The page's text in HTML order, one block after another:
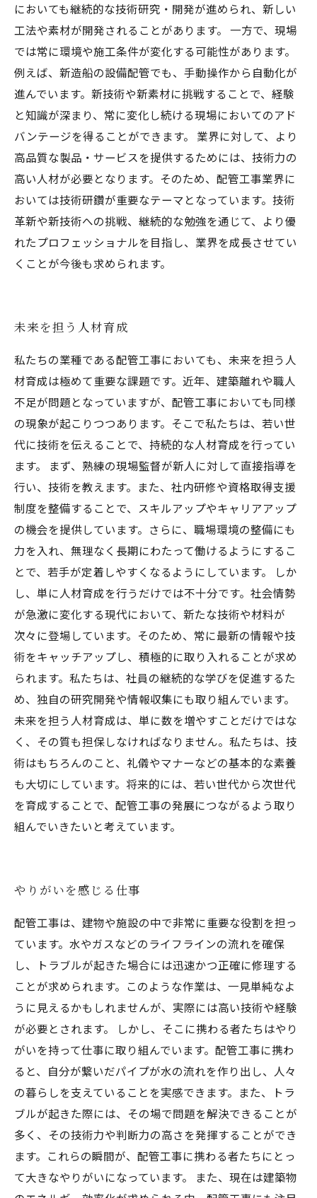
においても継続的な技術研究・開発が進められ、新しい
工法や素材が開発されることがあります。 一方で、現場
では常に環境や施工条件が変化する可能性があります。
例えば、新造船の設備配管でも、手動操作から自動化が
進んでいます。新技術や新素材に挑戦することで、経験
と知識が深まり、常に変化し続ける現場においてのアド
バンテージを得ることができます。 業界に対して、より
高品質な製品・サービスを提供するためには、技術力の
高い人材が必要となります。そのため、配管工事業界に
おいては技術研鑽が重要なテーマとなっています。技術
革新や新技術への挑戦、継続的な勉強を通じて、より優
れたプロフェッショナルを目指し、業界を成長させてい
くことが今後も求められます。
未来を担う人材育成
私たちの業種である配管工事においても、未来を担う人
材育成は極めて重要な課題です。近年、建築離れや職人
不足が問題となっていますが、配管工事においても同様
の現象が起こりつつあります。そこで私たちは、若い世
代に技術を伝えることで、持続的な人材育成を行ってい
ます。 まず、熟練の現場監督が新人に対して直接指導を
行い、技術を教えます。また、社内研修や資格取得支援
制度を整備することで、スキルアップやキャリアアップ
の機会を提供しています。さらに、職場環境の整備にも
力を入れ、無理なく長期にわたって働けるようにするこ
とで、若手が定着しやすくなるようにしています。 しか
し、単に人材育成を行うだけでは不十分です。社会情勢
が急激に変化する現代において、新たな技術や材料が
次々に登場しています。そのため、常に最新の情報や技
術をキャッチアップし、積極的に取り入れることが求め
られます。私たちは、社員の継続的な学びを促進するた
め、独自の研究開発や情報収集にも取り組んでいます。
未来を担う人材育成は、単に数を増やすことだけではな
く、その質も担保しなければなりません。私たちは、技
術はもちろんのこと、礼儀やマナーなどの基本的な素養
も大切にしています。将来的には、若い世代から次世代
を育成することで、配管工事の発展につながるよう取り
組んでいきたいと考えています。
やりがいを感じる仕事
配管工事は、建物や施設の中で非常に重要な役割を担っ
ています。水やガスなどのライフラインの流れを確保
し、トラブルが起きた場合には迅速かつ正確に修理する
ことが求められます。このような作業は、一見単純なよ
うに見えるかもしれませんが、実際には高い技術や経験
が必要とされます。 しかし、そこに携わる者たちはやり
がいを持って仕事に取り組んでいます。配管工事に携わ
ると、自分が繋いだパイプが水の流れを作り出し、人々
の暮らしを支えていることを実感できます。また、トラ
ブルが起きた際には、その場で問題を解決できることが
多く、その技術力や判断力の高さを発揮することができ
ます。これらの瞬間が、配管工事に携わる者たちにとっ
て大きなやりがいになっています。 また、現在は建築物